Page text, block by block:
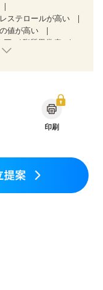
ステロールが高い
値が高い
圧
脂質異常症
１期）
第３期）
ど
妊娠中(初期)
印刷